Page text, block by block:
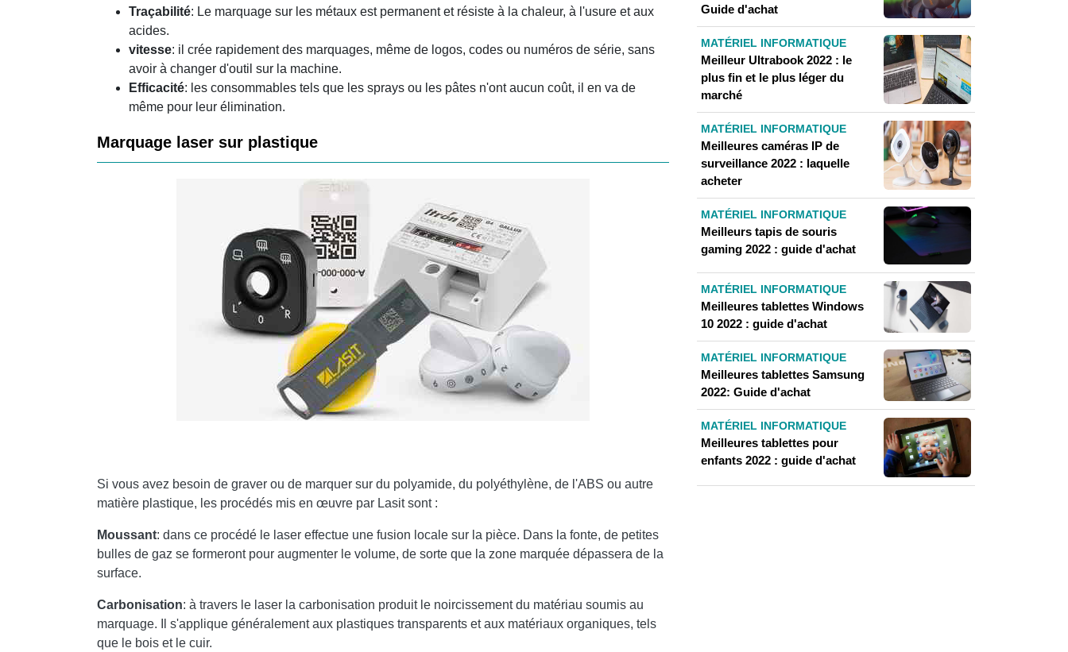
Traçabilité: Le marquage sur les métaux est permanent et résiste à la chaleur, à l'usure et aux
acides.
vitesse: il crée rapidement des marquages, même de logos, codes ou numéros de série, sans
avoir à changer d'outil sur la machine.
Efficacité: les consommables tels que les sprays ou les pâtes n'ont aucun coût, il en va de
même pour leur élimination.
Marquage laser sur plastique
Si vous avez besoin de graver ou de marquer sur du polyamide, du polyéthylène, de l'ABS ou autre
matière plastique, les procédés mis en œuvre par Lasit sont :
Moussant: dans ce procédé le laser effectue une fusion locale sur la pièce. Dans la fonte, de petites
bulles de gaz se formeront pour augmenter le volume, de sorte que la zone marquée dépassera de la
surface.
Carbonisation: à travers le laser la carbonisation produit le noircissement du matériau soumis au
marquage. Il s'applique généralement aux plastiques transparents et aux matériaux organiques, tels
que le bois et le cuir.
Guide d'achat
MATÉRIEL INFORMATIQUE
Meilleur Ultrabook 2022 : le
plus fin et le plus léger du
marché
MATÉRIEL INFORMATIQUE
Meilleures caméras IP de
surveillance 2022 : laquelle
acheter
MATÉRIEL INFORMATIQUE
Meilleurs tapis de souris
gaming 2022 : guide d'achat
MATÉRIEL INFORMATIQUE
Meilleures tablettes Windows
10 2022 : guide d'achat
MATÉRIEL INFORMATIQUE
Meilleures tablettes Samsung
2022: Guide d'achat
MATÉRIEL INFORMATIQUE
Meilleures tablettes pour
enfants 2022 : guide d'achat